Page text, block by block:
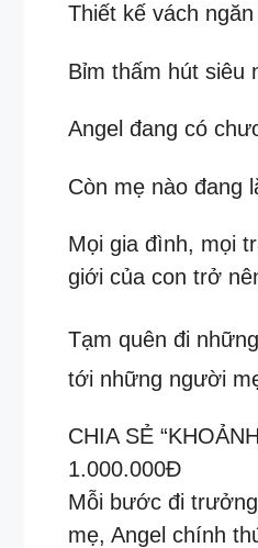
Thiết kế vách
Bỉm thấm hút siêu
Angel đang có
Còn mẹ nào đang
Mọi gia đình, mọi
giới của con trở
Tạm quên đi
tới những người
CHIA SẺ
1.000.000Đ
Mỗi bước đi
mẹ, Angel chính